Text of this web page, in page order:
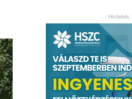
- Hirdetés